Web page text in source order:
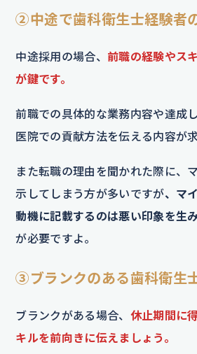
②中途で歯科衛生士経験者
中途採用の場合、 前職の経験やス
が鍵です。
前職での具体的な業務内容や達成
医院での貢献方法を伝える内容が求
また転職の理由を聞かれた際に、
示してしまう方が多いですが、マ
動機に記載するのは悪い印象を生
が必要ですよ。
③ブランクのある歯科衛生
ブランクがある場合、 休止期間に
キルを前向きに伝えましょう。